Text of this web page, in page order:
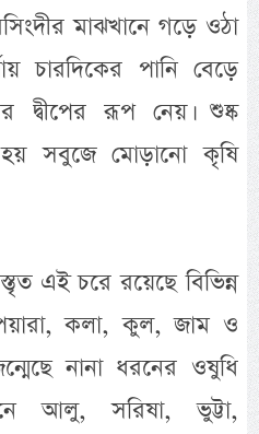
মাঝখানে গড়ে ওঠা
চারদিকের পানি বেড়ে
দ্বীপের রূপ নেয়। শুষ্ক
সবুজে মোড়ানো কৃষি
এই চরে রয়েছে বিভিন্ন
কলা, কুল, জাম ও
নানা ধরনের ওষুধি
আলু, সরিষা, ভুট্টা,